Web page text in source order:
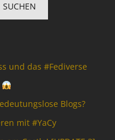
SUCHEN
und das #Fediverse
Blogs?
mit #YaCy